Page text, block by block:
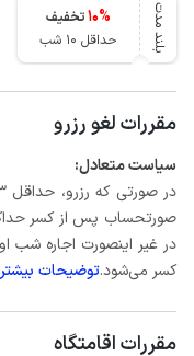
بلند مدت 10%
تخفیف
حداقل 10 شب
مقررات لغو رزرو
سیاست متعادل:
کسر می‌شود.توضیحات بیشتر
مقررات اقامتگاه